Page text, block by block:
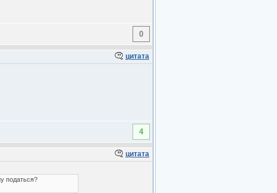
0
цитата
4
цитата
податься?